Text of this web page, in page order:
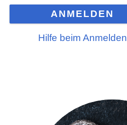
ANMELDEN
Hilfe beim Anmelden